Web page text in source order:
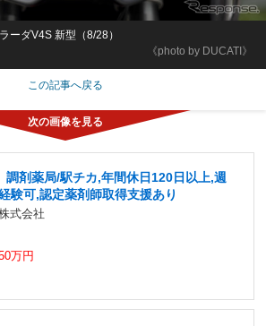
《photo by DUCATI》
ーダV4S 新型（8/28）
この記事へ戻る
調剤薬局/駅チカ,年間休日120日以上,週
験可,認定薬剤師取得支援あり
式会社
万円